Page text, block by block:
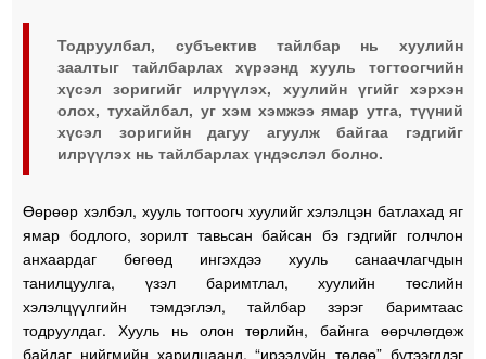
Тодруулбал, субъектив тайлбар нь хуулийн
заалтыг тайлбарлах хүрээнд хууль тогтоогчийн
хүсэл зоригийг илрүүлэх, хуулийн үгийг хэрхэн
олох, тухайлбал, уг хэм хэмжээ ямар утга, түүний
хүсэл зоригийн дагуу агуулж байгаа гэдгийг
илрүүлэх нь тайлбарлах үндэслэл болно.
Өөрөөр хэлбэл, хууль тогтоогч хуулийг хэлэлцэн батлахад яг
ямар бодлого, зорилт тавьсан байсан бэ гэдгийг голчлон
анхаардаг бөгөөд ингэхдээ хууль санаачлагчдын
танилцуулга, үзэл баримтлал, хуулийн төслийн
хэлэлцүүлгийн тэмдэглэл, тайлбар зэрэг баримтаас
тодруулдаг. Хууль нь олон төрлийн, байнга өөрчлөгдөж
байдаг нийгмийн харилцаанд, “ирээдүйн төлөө” бүтээгддэг